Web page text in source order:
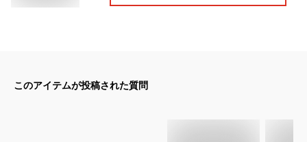
このアイテムが投稿された質問